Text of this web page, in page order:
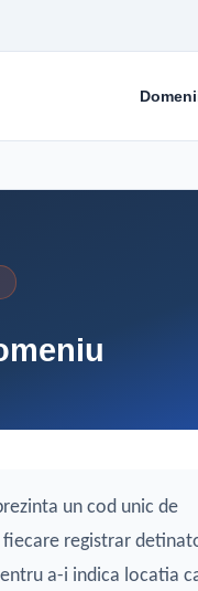
un cod unic de
registrar
a-i indica locatia